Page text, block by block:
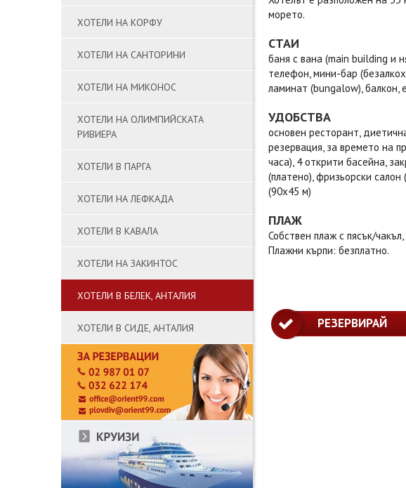
ХОТЕЛИ НА КОРФУ
ХОТЕЛИ НА САНТОРИНИ
ХОТЕЛИ НА МИКОНОС
ХОТЕЛИ НА ОЛИМПИЙСКАТА
РИВИЕРА
ХОТЕЛИ В ПАРГА
ХОТЕЛИ НА ЛЕФКАДА
ХОТЕЛИ В КАВАЛА
ХОТЕЛИ НА ЗАКИНТОС
ХОТЕЛИ В БЕЛЕК, АНТАЛИЯ
ХОТЕЛИ В СИДЕ, АНТАЛИЯ
морето.
СТАИ
баня с вана (main building и
телефон, мини-бар
ламинат (bungalow), балкон,
УДОБСТВА
основен ресторант,
резервация, за времето на
часа), 4 открити басейна,
(платено), фризьорски
(90х45 м)
ПЛАЖ
Собствен плаж с пясък/
Плажни кърпи: безплатно.
РЕЗЕРВИРАЙ